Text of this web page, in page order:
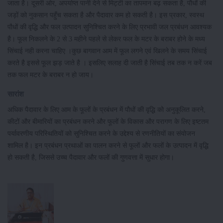
जाता है। दूसरी ओर, अपर्याप्त पानी देने से मिट्टी का तापमान बढ़ सकता है, पौधों की
जड़ों को नुकसान पहुँच सकता है और पैदावार कम हो सकती है। इस प्रकार, स्वस्थ
पौधों की वृद्धि और फल उत्पादन सुनिश्चित करने के लिए प्रभावी जल प्रबंधन आवश्यक
है। फूल निकलने के 2 से 3 महीने पहले से लेकर फल के मटर के बराबर होने के मध्य
सिंचाई नही करना चाहिए ।कुछ बागवान आम में फूल लगने एवं खिलने के समय सिंचाई
करते है इससे फूल झड़ जाते है । इसलिए सलाह दी जाती है सिंचाई तब तक न करें जब
तक फल मटर के बराबर न हो जाय।
अधिक पैदावार के लिए आम के फूलों के प्रबंधन में पौधों की वृद्धि को अनुकूलित करने,
कीटों और बीमारियों का प्रबंधन करने और फूलों के विकास और परागण के लिए इष्टतम
पर्यावरणीय परिस्थितियों को सुनिश्चित करने के उद्देश्य से रणनीतियों का संयोजन
शामिल है। इन प्रबंधन प्रथाओं का पालन करने से फूलों और फलों के उत्पादन में वृद्धि
हो सकती है, जिससे उच्च पैदावार और फलों की गुणवत्ता में सुधार होगा।